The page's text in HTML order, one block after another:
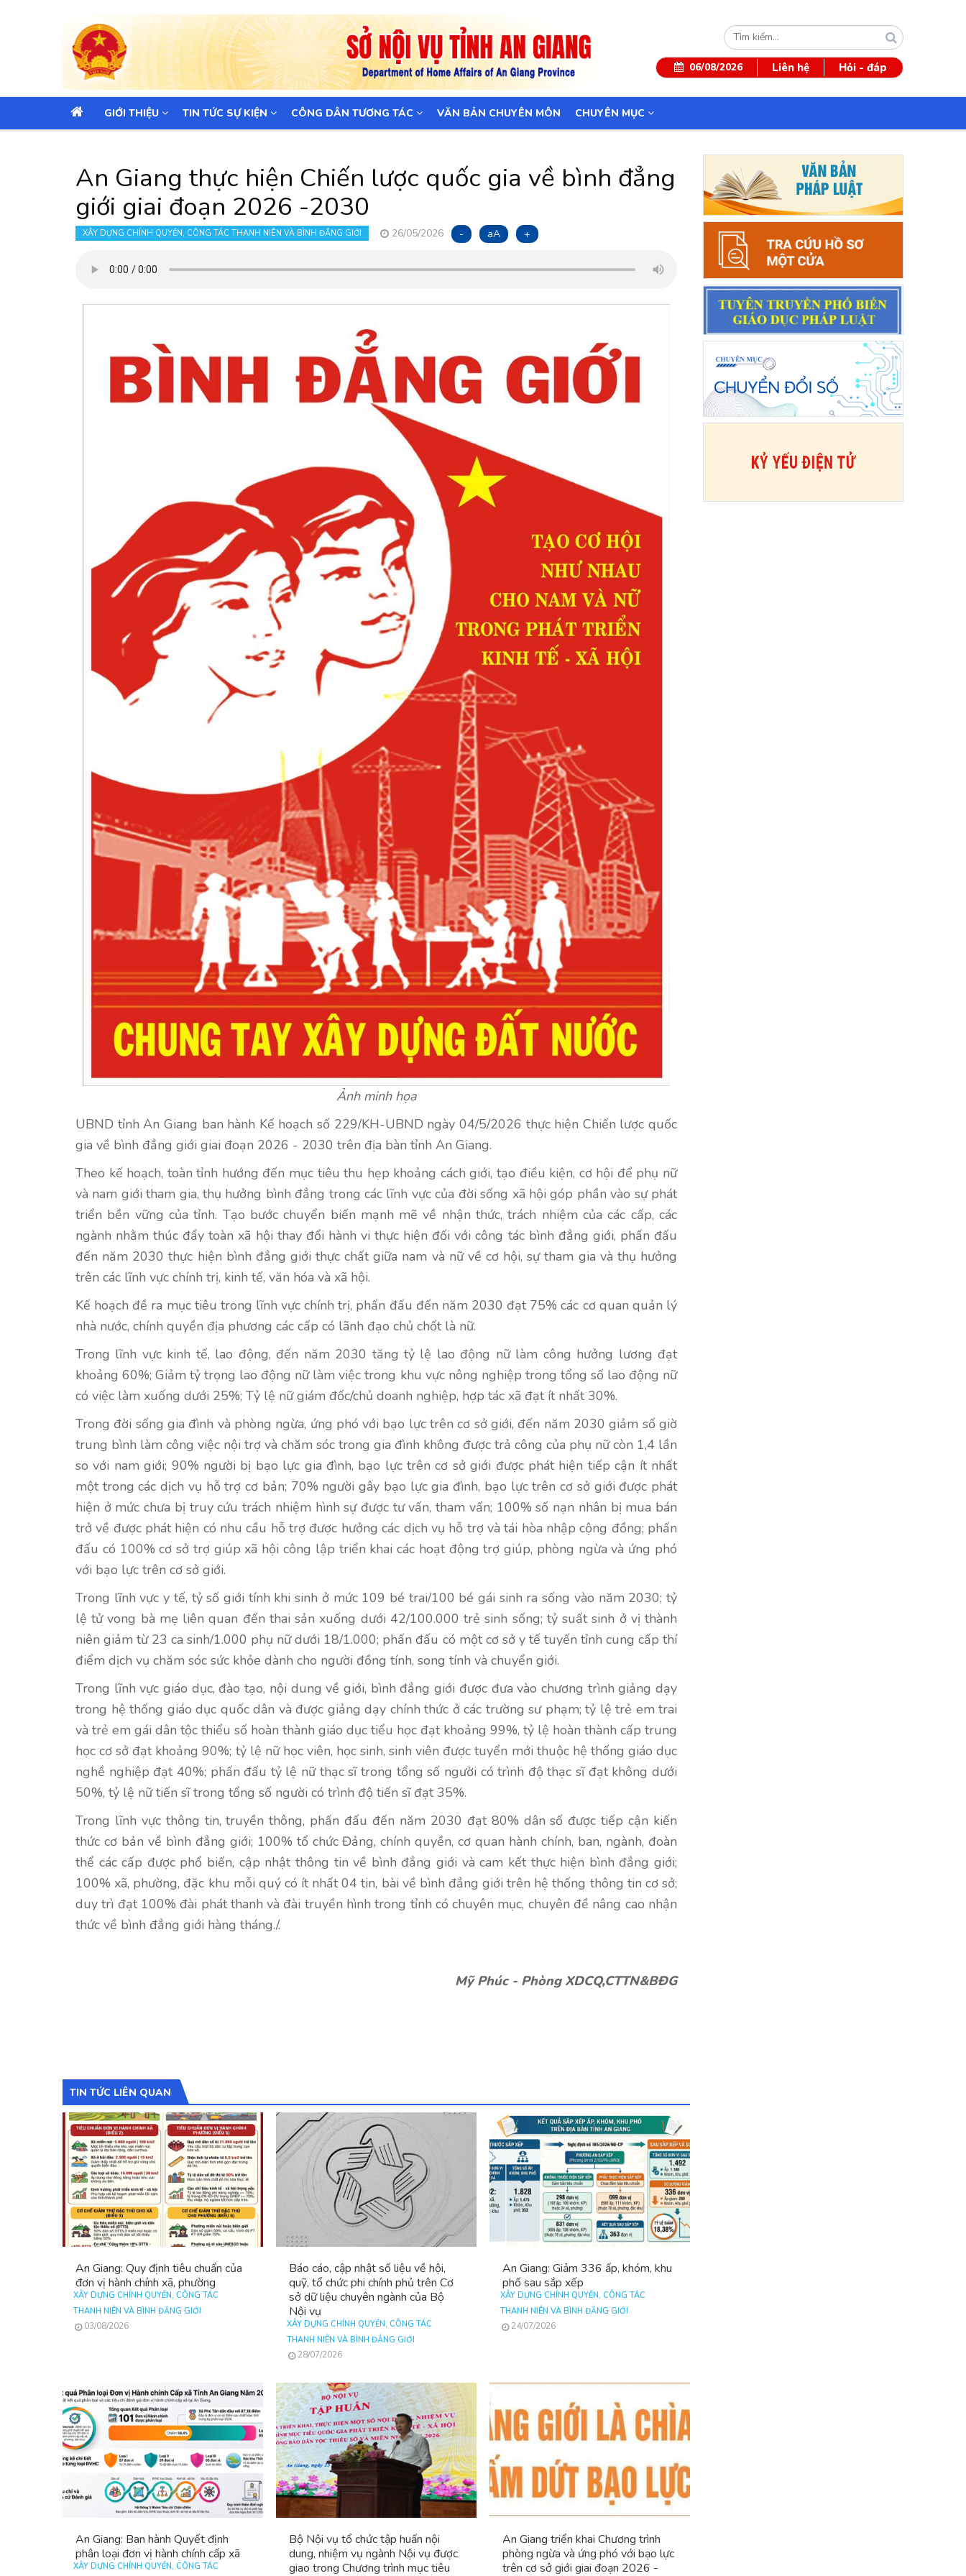
Tìm
kiếm
06/08/2026
Liên hệ Hỏi - đáp
MAIN
GIỚI THIỆU TIN TỨC SỰ KIỆN CÔNG DÂN TƯƠNG TÁC VĂN BẢN CHUYÊN MÔN CHUYÊN MỤC
An Giang thực hiện Chiến lược quốc gia về bình đẳng
giới giai đoạn 2026 -2030
XÂY DỰNG CHÍNH QUYỀN, CÔNG TÁC THANH NIÊN VÀ BÌNH ĐẲNG GIỚI 26/05/2026 - aA +
Ảnh minh họa
UBND tỉnh An Giang ban hành Kế hoạch số 229/KH-UBND ngày 04/5/2026 thực hiện Chiến lược quốc
gia về bình đẳng giới giai đoạn 2026 - 2030 trên địa bàn tỉnh An Giang.
Theo kế hoạch, toàn tỉnh hướng đến mục tiêu thu hẹp khoảng cách giới, tạo điều kiện, cơ hội để phụ nữ
và nam giới tham gia, thụ hưởng bình đẳng trong các lĩnh vực của đời sống xã hội góp phần vào sự phát
triển bền vững của tỉnh. Tạo bước chuyển biến mạnh mẽ về nhận thức, trách nhiệm của các cấp, các
ngành nhằm thúc đẩy toàn xã hội thay đổi hành vi thực hiện đối với công tác bình đẳng giới, phấn đấu
đến năm 2030 thực hiện bình đẳng giới thực chất giữa nam và nữ về cơ hội, sự tham gia và thụ hưởng
trên các lĩnh vực chính trị, kinh tế, văn hóa và xã hội.
Kế hoạch đề ra mục tiêu trong lĩnh vực chính trị, phấn đấu đến năm 2030 đạt 75% các cơ quan quản lý
nhà nước, chính quyền địa phương các cấp có lãnh đạo chủ chốt là nữ.
Trong lĩnh vực kinh tế, lao động, đến năm 2030 tăng tỷ lệ lao động nữ làm công hưởng lương đạt
khoảng 60%; Giảm tỷ trọng lao động nữ làm việc trong khu vực nông nghiệp trong tổng số lao động nữ
có việc làm xuống dưới 25%; Tỷ lệ nữ giám đốc/chủ doanh nghiệp, hợp tác xã đạt ít nhất 30%.
Trong đời sống gia đình và phòng ngừa, ứng phó với bạo lực trên cơ sở giới, đến năm 2030 giảm số giờ
trung bình làm công việc nội trợ và chăm sóc trong gia đình không được trả công của phụ nữ còn 1,4 lần
so với nam giới; 90% người bị bạo lực gia đình, bạo lực trên cơ sở giới được phát hiện tiếp cận ít nhất
một trong các dịch vụ hỗ trợ cơ bản; 70% người gây bạo lực gia đình, bạo lực trên cơ sở giới được phát
hiện ở mức chưa bị truy cứu trách nhiệm hình sự được tư vấn, tham vấn; 100% số nạn nhân bị mua bán
trở về được phát hiện có nhu cầu hỗ trợ được hưởng các dịch vụ hỗ trợ và tái hòa nhập cộng đồng; phấn
đấu có 100% cơ sở trợ giúp xã hội công lập triển khai các hoạt động trợ giúp, phòng ngừa và ứng phó
với bạo lực trên cơ sở giới.
Trong lĩnh vực y tế, tỷ số giới tính khi sinh ở mức 109 bé trai/100 bé gái sinh ra sống vào năm 2030; tỷ
lệ tử vong bà mẹ liên quan đến thai sản xuống dưới 42/100.000 trẻ sinh sống; tỷ suất sinh ở vị thành
niên giảm từ 23 ca sinh/1.000 phụ nữ dưới 18/1.000; phấn đấu có một cơ sở y tế tuyến tỉnh cung cấp thí
điểm dịch vụ chăm sóc sức khỏe dành cho người đồng tính, song tính và chuyển giới.
Trong lĩnh vực giáo dục, đào tạo, nội dung về giới, bình đẳng giới được đưa vào chương trình giảng dạy
trong hệ thống giáo dục quốc dân và được giảng dạy chính thức ở các trường sư phạm; tỷ lệ trẻ em trai
và trẻ em gái dân tộc thiểu số hoàn thành giáo dục tiểu học đạt khoảng 99%, tỷ lệ hoàn thành cấp trung
học cơ sở đạt khoảng 90%; tỷ lệ nữ học viên, học sinh, sinh viên được tuyển mới thuộc hệ thống giáo dục
nghề nghiệp đạt 40%; phấn đấu tỷ lệ nữ thạc sĩ trong tổng số người có trình độ thạc sĩ đạt không dưới
50%, tỷ lệ nữ tiến sĩ trong tổng số người có trình độ tiến sĩ đạt 35%.
Trong lĩnh vực thông tin, truyền thông, phấn đấu đến năm 2030 đạt 80% dân số được tiếp cận kiến
thức cơ bản về bình đẳng giới; 100% tổ chức Đảng, chính quyền, cơ quan hành chính, ban, ngành, đoàn
thể các cấp được phổ biến, cập nhật thông tin về bình đẳng giới và cam kết thực hiện bình đẳng giới;
100% xã, phường, đặc khu mỗi quý có ít nhất 04 tin, bài về bình đẳng giới trên hệ thống thông tin cơ sở;
duy trì đạt 100% đài phát thanh và đài truyền hình trong tỉnh có chuyên mục, chuyên đề nâng cao nhận
thức về bình đẳng giới hàng tháng./.
Mỹ Phúc - Phòng XDCQ,CTTN&BĐG
TIN TỨC LIÊN QUAN
An Giang: Quy định tiêu chuẩn của
đơn vị hành chính xã, phường
XÂY DỰNG CHÍNH QUYỀN, CÔNG TÁC
THANH NIÊN VÀ BÌNH ĐẲNG GIỚI
03/08/2026
Báo cáo, cập nhật số liệu về hội,
quỹ, tổ chức phi chính phủ trên Cơ
sở dữ liệu chuyên ngành của Bộ
Nội vụ
XÂY DỰNG CHÍNH QUYỀN, CÔNG TÁC
THANH NIÊN VÀ BÌNH ĐẲNG GIỚI
28/07/2026
An Giang: Giảm 336 ấp, khóm, khu
phố sau sắp xếp
XÂY DỰNG CHÍNH QUYỀN, CÔNG TÁC
THANH NIÊN VÀ BÌNH ĐẲNG GIỚI
24/07/2026
An Giang: Ban hành Quyết định
phân loại đơn vị hành chính cấp xã
XÂY DỰNG CHÍNH QUYỀN, CÔNG TÁC
Bộ Nội vụ tổ chức tập huấn nội
dung, nhiệm vụ ngành Nội vụ được
giao trong Chương trình mục tiêu
An Giang triển khai Chương trình
phòng ngừa và ứng phó với bạo lực
trên cơ sở giới giai đoạn 2026 -